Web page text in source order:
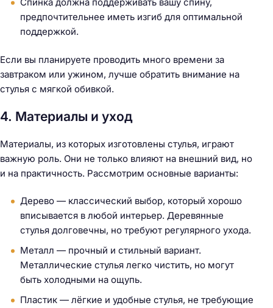
предпочтительнее иметь изгиб для оптимальной
поддержкой.
Если вы планируете проводить много времени за
завтраком или ужином, лучше обратить внимание на
стулья с мягкой обивкой.
4. Материалы и уход
Материалы, из которых изготовлены стулья, играют
важную роль. Они не только влияют на внешний вид, но
и на практичность. Рассмотрим основные варианты:
Дерево — классический выбор, который хорошо
вписывается в любой интерьер. Деревянные
стулья долговечны, но требуют регулярного ухода.
Металл — прочный и стильный вариант.
Металлические стулья легко чистить, но могут
быть холодными на ощупь.
Пластик — лёгкие и удобные стулья, не требующие